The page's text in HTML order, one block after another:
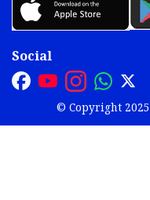
Social
© Copyright